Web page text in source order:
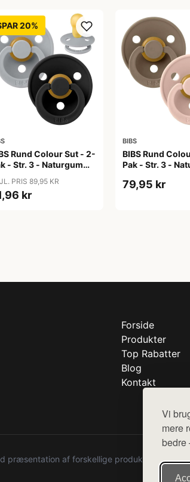
Vi
mere
bedre
20%
Rund Colour Sut - 2-
- Str. 3 - Naturgummi
PRIS 89,95 KR
kr
BIBS
BIBS Rund
Pak - Str. 3 -
79,95 kr
Forside
Produkter
Top Rabatter
Blog
Kontakt
af forskellige produkter fra